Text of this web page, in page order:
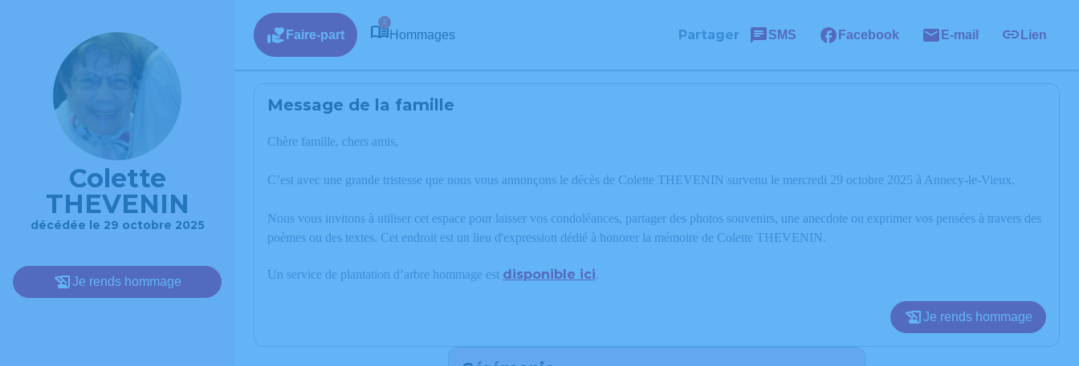
Colette
THEVENIN
décédée le 29 octobre 2025
Je rends hommage
Faire-part
2
Hommages Partager SMS Facebook E-mail Lien
Message de la famille
Chère famille, chers amis,
C’est avec une grande tristesse que nous vous annonçons le décès de Colette THEVENIN survenu le mercredi 29 octobre 2025 à Annecy-le-Vieux.
Nous vous invitons à utiliser cet espace pour laisser vos condoléances, partager des photos souvenirs, une anecdote ou exprimer vos pensées à travers des
poèmes ou des textes. Cet endroit est un lieu d'expression dédié à honorer la mémoire de Colette THEVENIN.
Un service de plantation d’arbre hommage est disponible ici.
Je rends hommage